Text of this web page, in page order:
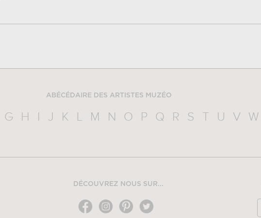
ABÉCÉDAIRE DES ARTISTES MUZÉO
G H I J K L M N O P Q R S T U V W
DÉCOUVREZ NOUS SUR...